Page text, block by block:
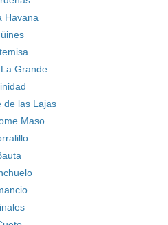
Havana
Grande
de las Lajas
Maso